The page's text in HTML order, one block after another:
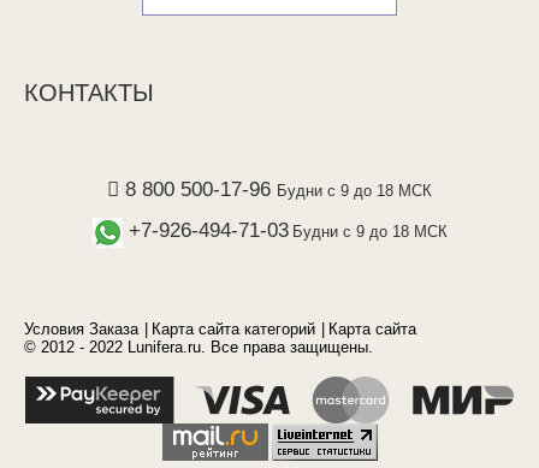
КОНТАКТЫ
8 800 500-17-96 Будни с 9 до 18 МСК
+7-926-494-71-03 Будни с 9 до 18 МСК
Условия Заказа Карта сайта категорий
Карта сайта
© 2012 - 2022 Lunifera.ru. Все права защищены.